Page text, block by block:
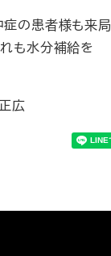
症の患者様も来局
も水分補給を
広